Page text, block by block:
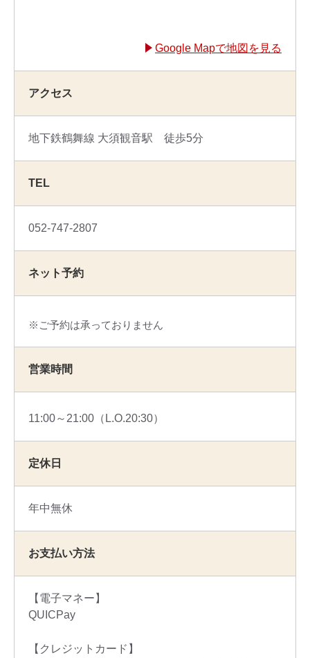
Google Mapで地図を見る
アクセス
地下鉄鶴舞線 大須観音駅 徒歩5分
TEL
052-747-2807
ネット予約
ご予約は承っておりません
営業時間
11:00～21:00（L.O.20:30）
定休日
年中無休
お支払い方法
【電子マネー】
QUICPay
【クレジットカード】